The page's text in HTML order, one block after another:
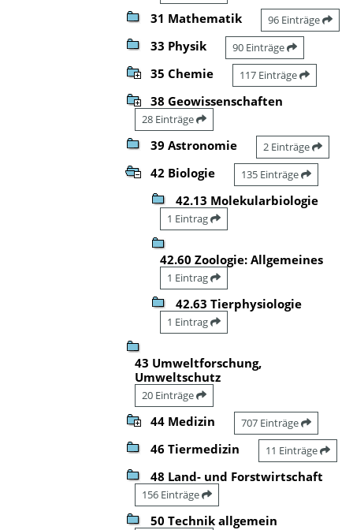
31 Mathematik 96 Einträge
33 Physik 90 Einträge
35 Chemie 117 Einträge
38 Geowissenschaften
28 Einträge
39 Astronomie 2 Einträge
42 Biologie 135 Einträge
42.13 Molekularbiologie
1 Eintrag
42.60 Zoologie: Allgemeines
1 Eintrag
42.63 Tierphysiologie
1 Eintrag
43 Umweltforschung,
Umweltschutz
20 Einträge
44 Medizin 707 Einträge
46 Tiermedizin 11 Einträge
48 Land- und Forstwirtschaft
156 Einträge
50 Technik allgemein